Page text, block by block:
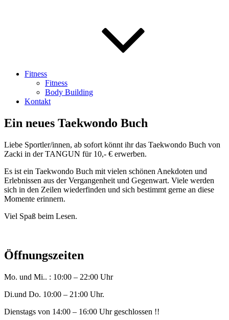
Fitness
Fitness
Body Building
Kontakt
Ein neues Taekwondo Buch
Liebe Sportler/innen, ab sofort könnt ihr das Taekwondo Buch von
Zacki in der TANGUN für 10,- € erwerben.
Es ist ein Taekwondo Buch mit vielen schönen Anekdoten und
Erlebnissen aus der Vergangenheit und Gegenwart. Viele werden
sich in den Zeilen wiederfinden und sich bestimmt gerne an diese
Momente erinnern.
Viel Spaß beim Lesen.
Öffnungszeiten
Mo. und Mi.. : 10:00 – 22:00 Uhr
Di.und Do. 10:00 – 21:00 Uhr.
Dienstags von 14:00 – 16:00 Uhr geschlossen !!